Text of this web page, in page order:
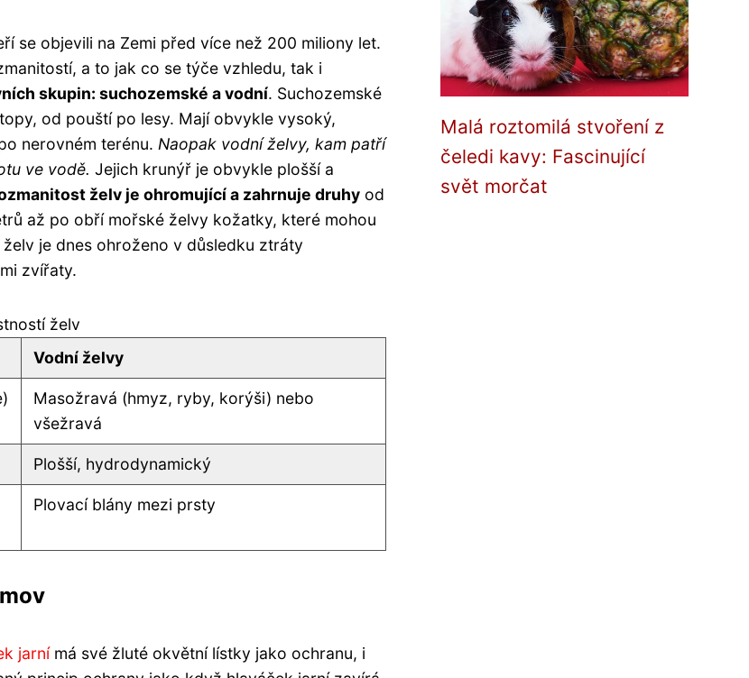
se objevili na Zemi před více než 200 miliony let.
a to jak co se týče vzhledu, tak i
skupin: suchozemské a vodní. Suchozemské
od pouští po lesy. Mají obvykle vysoký,
nerovném terénu. Naopak vodní želvy, kam patří
ve vodě. Jejich krunýř je obvykle plošší a
želv je ohromující a zahrnuje druhy od
až po obří mořské želvy kožatky, které mohou
je dnes ohroženo v důsledku ztráty
zvířaty.
želv
Vodní želvy
Masožravá (hmyz, ryby, korýši) nebo
všežravá
Plošší, hydrodynamický
Plovací blány mezi prsty
jarnímá své žluté okvětní lístky jako ochranu, i
Malá roztomilá stvoření z
čeledi kavy: Fascinující
svět morčat